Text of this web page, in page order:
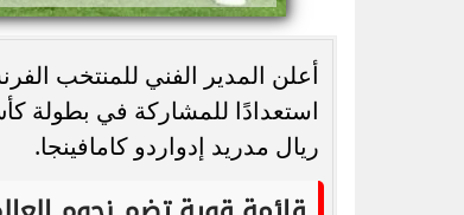
أعلن المدير الفني للمنتخب
ريال مدريد إدواردو كامافينجا.